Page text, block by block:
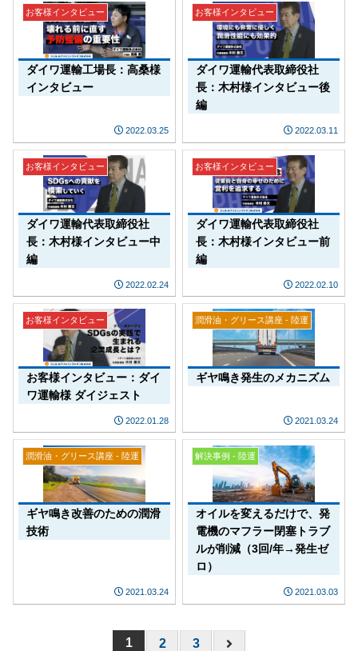
お客様インタビュー
ダイワ運輸工場長：高桑様
インタビュー
2022.03.25
お客様インタビュー
ダイワ運輸代表取締役社
長：木村様インタビュー後
編
2022.03.11
お客様インタビュー
ダイワ運輸代表取締役社
長：木村様インタビュー中
編
2022.02.24
お客様インタビュー
ダイワ運輸代表取締役社
長：木村様インタビュー前
編
2022.02.10
お客様インタビュー
お客様インタビュー：ダイ
ワ運輸様 ダイジェスト
2022.01.28
潤滑油・グリース講座 - 陸運
ギヤ鳴き発生のメカニズム
2021.03.24
潤滑油・グリース講座 - 陸運
ギヤ鳴き改善のための潤滑
技術
2021.03.24
解決事例 - 陸運
オイルを変えるだけで、発
電機のマフラー閉塞トラブ
ルが削減（3回/年→発生ゼ
ロ）
2021.03.03
1 2 3